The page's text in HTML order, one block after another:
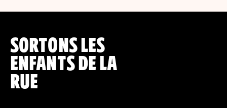
SORTONS LES
ENFANTS DE LA
RUE